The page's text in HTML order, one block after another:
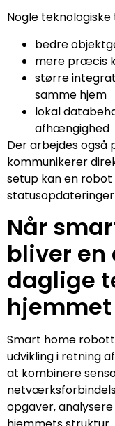
Nogle
bedre
mere præcis
større
samme hjem
lokal
afhængighed
Der arbejdes
kommunikerer
setup kan en
Når
bliver en
daglige
hjemmet
Smart home
udvikling i retning
at kombinere
opgaver,